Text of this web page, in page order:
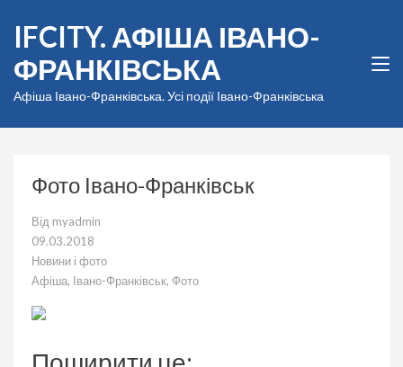
вмісту
(натисніть
Enter)
IFCITY. АФІША ІВАНО-
ФРАНКІВСЬКА
Афіша Івано-Франківська. Усі події Івано-Франківська
Фото Івано-Франківськ
Від myadmin
09.03.2018
Новини і фото
Афіша, Івано-Франківськ, Фото